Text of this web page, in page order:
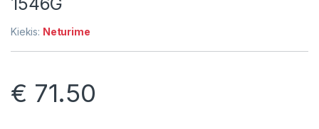
Kiekis: Neturime
€ 71.50